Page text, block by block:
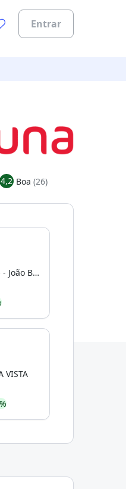
Entrar
4,2 Boa (26)
Basílio
VISTA